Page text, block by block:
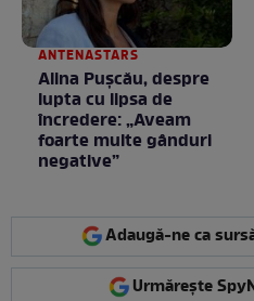
ANTENASTARS
Alina Pușcău, despre
lupta cu lipsa de
încredere: „Aveam
foarte multe gânduri
negative”
Adaugă-ne ca
Urmărește